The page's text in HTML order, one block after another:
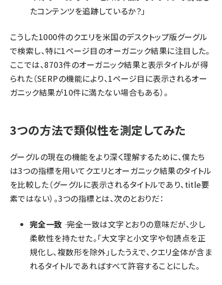
たコンテンツを追跡しているか？」
こうした1000件のクエリを米国のデスクトップ版グーグル
で検索し、特に1ページ目のオーガニック結果に注目した。
ここでは、8703件のオーガニック結果と表示タイトルが得
られた（SERPの機能により、1ページ目に表示されるオー
ガニック結果が10件に満たない場合もある）。
3つの方法で類似性を測定してみた
グーグルの現在の機能をより深く理解するために、僕たち
は3つの指標を用いてクエリとオーガニック結果のタイトル
を比較した（グーグルに表示されるタイトルであり、title要
素ではない）。3つの指標とは、次のとおりだ：
完全一致 ―― 完全一致は文字とおりの意味だが、少し
柔軟性を持たせた。「大文字と小文字や句読点を正
規化し、複数形を除外」したうえで、クエリ全体が含ま
れるタイトルであればすべて許容することにした。